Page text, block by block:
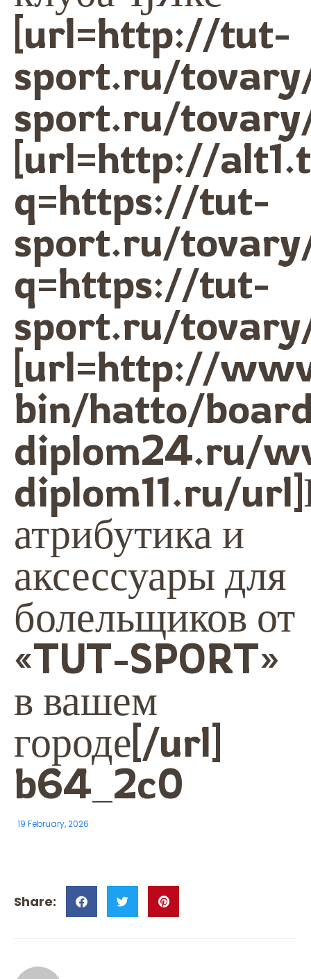
[url=http://tut-
sport.ru/
sport.ru/
[url=http://
q=https://tut-
sport.ru/
q=https://tut-
sport.ru/
[url=http://
bin/hatto/
diplom24.ru/
diplom11.ru/
атрибутика и
аксессуары для
болельщиков от
«TUT-SPORT»
в вашем
городе[/url]
b64_2c0
19 February, 2026